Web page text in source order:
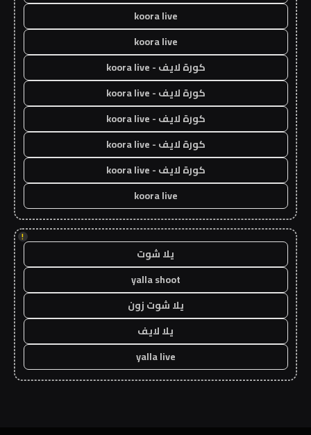
koora live
koora live
كورة لايف - koora live
كورة لايف - koora live
كورة لايف - koora live
كورة لايف - koora live
كورة لايف - koora live
koora live
!
يلا شوت
yalla shoot
يلا شوت زون
يلا لايف
yalla live